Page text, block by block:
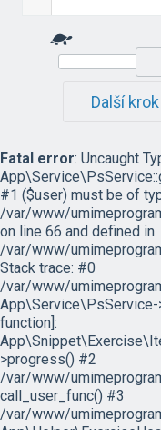
Další krok
Fatal error: Uncaught
#1 ($user) must be of
/var/www/
on line 66 and defined in
/var/www/
Stack trace: #0
/var/www/
App\Service\PsService-
function]:
>progress() #2
/var/www/
call_user_func() #3
/var/www/